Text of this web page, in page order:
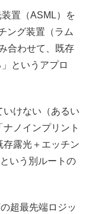
装置（ASML）を
ング装置（ラム
合わせて、既存
というアプロ
けない（あるい
ノインプリント
存露光＋エッチン
いう別ルートの
超最先端ロジッ